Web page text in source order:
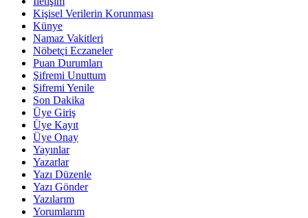
Kişisel Verilerin Korunması
Künye
Namaz Vakitleri
Nöbetçi Eczaneler
Puan Durumları
Şifremi Unuttum
Şifremi Yenile
Son Dakika
Üye Giriş
Üye Kayıt
Üye Onay
Yayınlar
Yazarlar
Yazı Düzenle
Yazı Gönder
Yazılarım
Yorumlarım